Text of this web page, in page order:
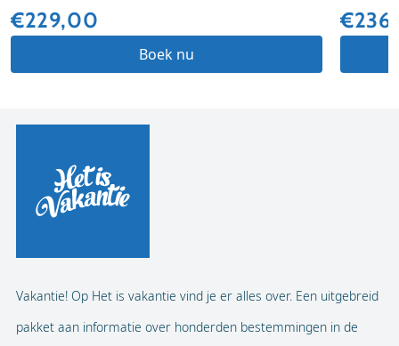
€229,00
Boek nu
Vakantie! Op Het is vakantie vind je er alles over. Een uitgebreid
pakket aan informatie over honderden bestemmingen in de